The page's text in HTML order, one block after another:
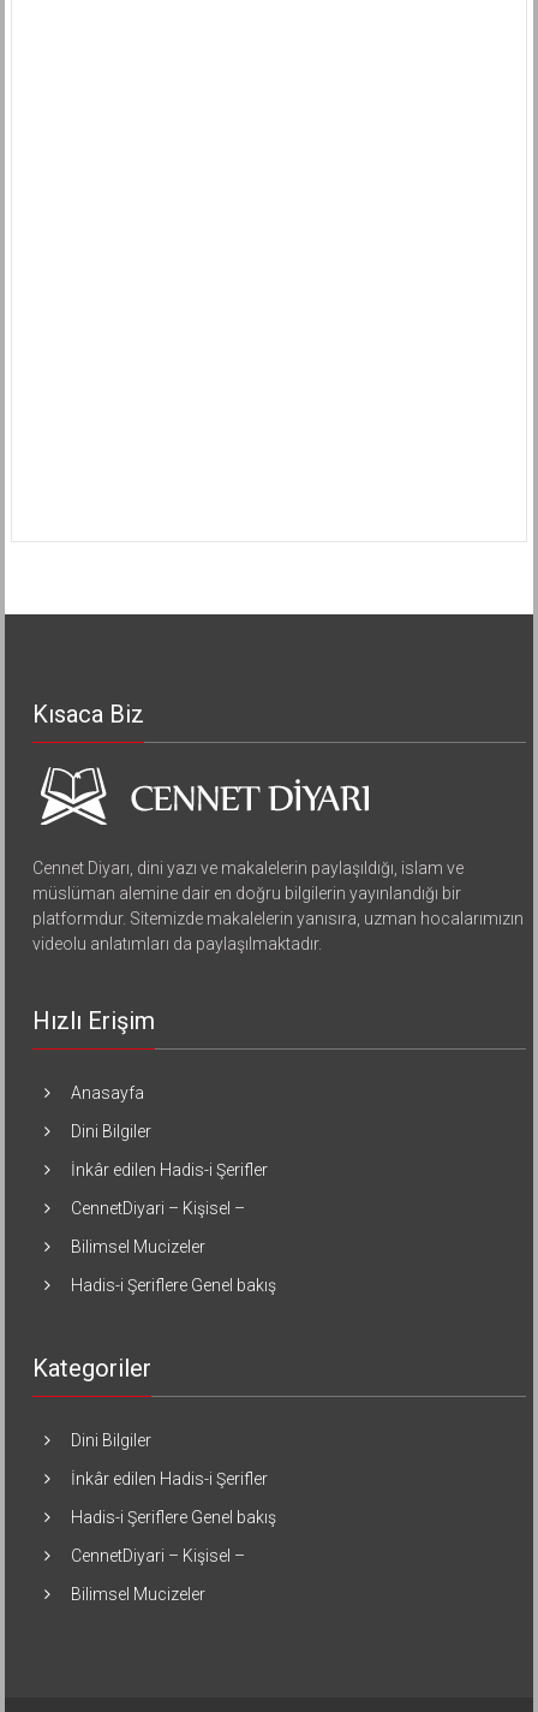
Kısaca Biz
Cennet Diyarı, dini yazı ve makalelerin paylaşıldığı, islam ve
müslüman alemine dair en doğru bilgilerin yayınlandığı bir
platformdur. Sitemizde makalelerin yanısıra, uzman hocalarımızın
videolu anlatımları da paylaşılmaktadır.
Hızlı Erişim
Anasayfa
Dini Bilgiler
İnkâr edilen Hadis-i Şerifler
CennetDiyari – Kişisel –
Bilimsel Mucizeler
Hadis-i Şeriflere Genel bakış
Kategoriler
Dini Bilgiler
İnkâr edilen Hadis-i Şerifler
Hadis-i Şeriflere Genel bakış
CennetDiyari – Kişisel –
Bilimsel Mucizeler